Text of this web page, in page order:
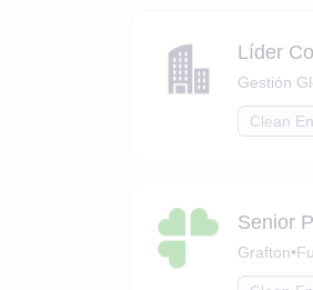
Líder
Gestión
Clean
Senior
Grafton•